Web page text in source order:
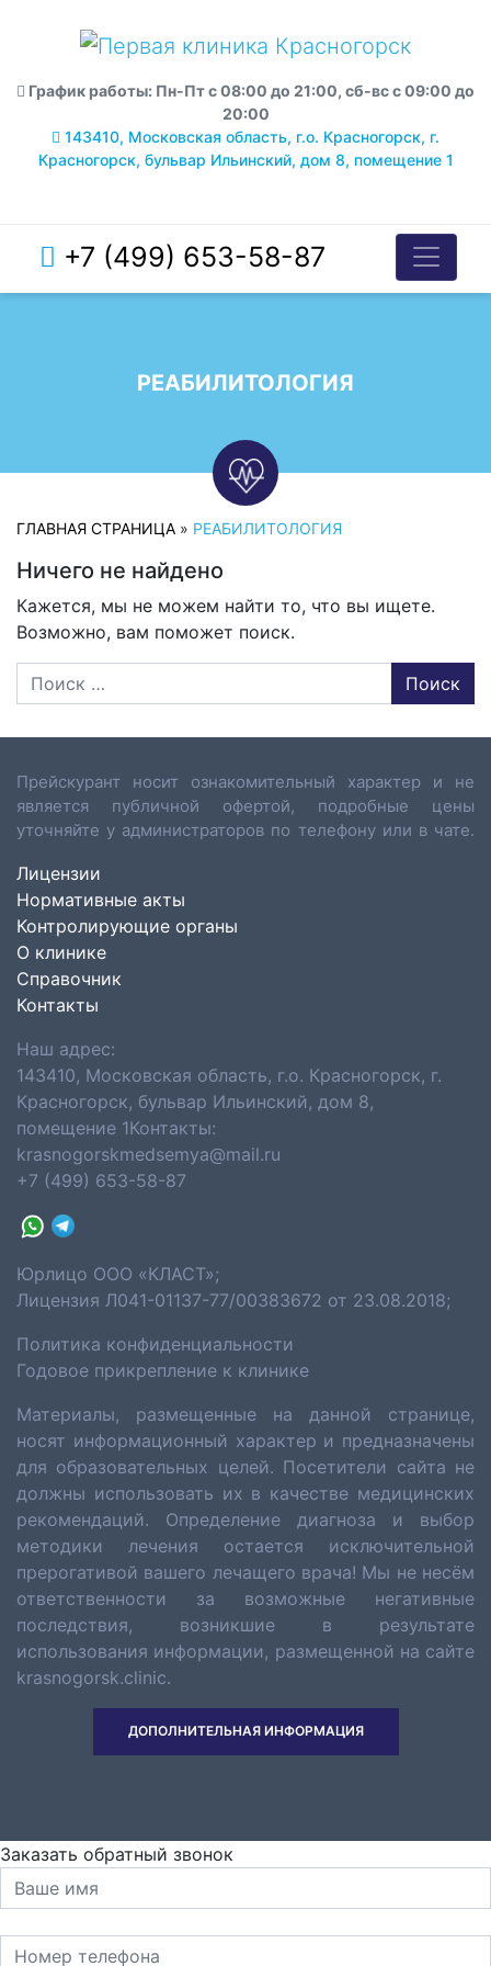
График работы: Пн-Пт с 08:00 до 21:00, сб-вс с 09:00 до
20:00
143410, Московская область, г.о. Красногорск, г.
Красногорск, бульвар Ильинский, дом 8, помещение 1
+7 (499) 653-58-87
РЕАБИЛИТОЛОГИЯ
ГЛАВНАЯ СТРАНИЦА » РЕАБИЛИТОЛОГИЯ
Ничего не найдено
Кажется, мы не можем найти то, что вы ищете.
Возможно, вам поможет поиск.
Поиск
Прейскурант носит ознакомительный характер и не
является публичной офертой, подробные цены
уточняйте у администраторов по телефону или в чате.
Лицензии
Нормативные акты
Контролирующие органы
О клинике
Справочник
Контакты
Наш адрес:
143410, Московская область, г.о. Красногорск, г.
Красногорск, бульвар Ильинский, дом 8,
помещение 1Контакты:
krasnogorskmedsemya@mail.ru
+7 (499) 653-58-87
Юрлицо ООО «КЛАСТ»;
Лицензия Л041-01137-77/00383672 от 23.08.2018;
Политика конфиденциальности
Годовое прикрепление к клинике
Материалы, размещенные на данной странице,
носят информационный характер и предназначены
для образовательных целей. Посетители сайта не
должны использовать их в качестве медицинских
рекомендаций. Определение диагноза и выбор
методики лечения остается исключительной
прерогативой вашего лечащего врача! Мы не несём
ответственности за возможные негативные
последствия, возникшие в результате
использования информации, размещенной на сайте
krasnogorsk.clinic.
ДОПОЛНИТЕЛЬНАЯ ИНФОРМАЦИЯ
Заказать обратный звонок